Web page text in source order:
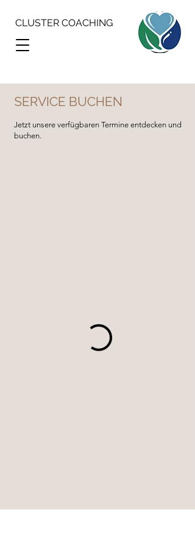
CLUSTER COACHING
SERVICE BUCHEN
Jetzt unsere verfügbaren Termine entdecken und
buchen.